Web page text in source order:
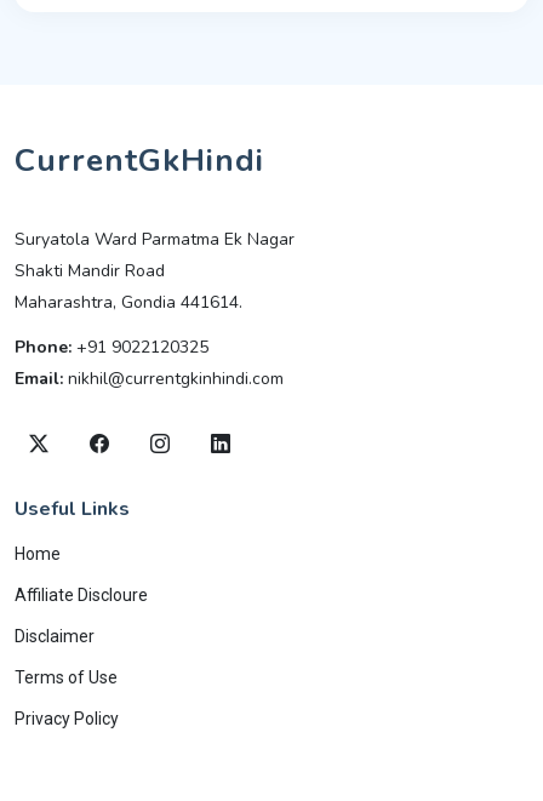
CurrentGkHindi
Suryatola Ward Parmatma Ek Nagar
Shakti Mandir Road
Maharashtra, Gondia 441614.
Phone: +91 9022120325
Email: nikhil@currentgkinhindi.com
Useful Links
Home
Affiliate Discloure
Disclaimer
Terms of Use
Privacy Policy